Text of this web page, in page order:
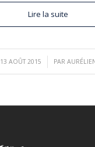
Lire la suite
13 AOÛT 2015
/ PAR